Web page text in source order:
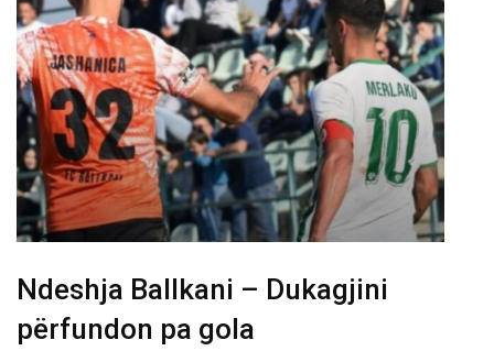
Ndeshja Ballkani – Dukagjini
përfundon pa gola